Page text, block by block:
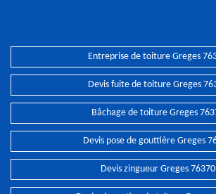
Entreprise de toiture Greges
Devis fuite de toiture Greges
Bâchage de toiture Greges
Devis pose de gouttière Greges
Devis zingueur Greges 76370